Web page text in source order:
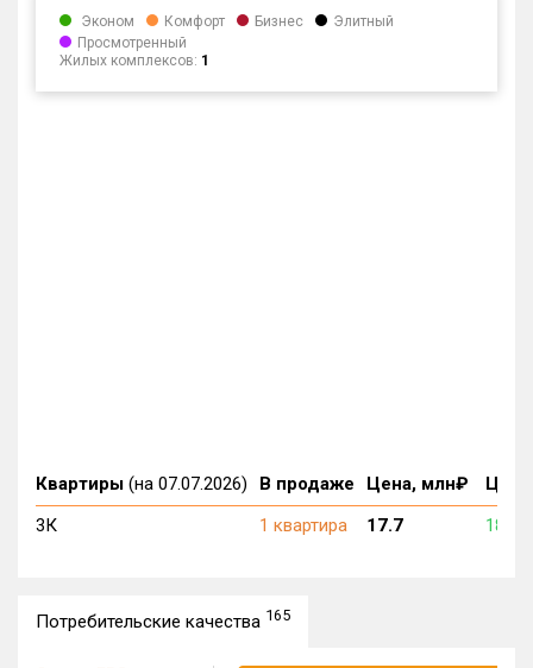
Эконом Комфорт Бизнес
Элитный
Просмотренный
Жилых комплексов: 1
Квартиры (на 07.07.2026) В продаже Цена, млн₽
3К
1 квартира 17.7 187
Потребительские качества 165